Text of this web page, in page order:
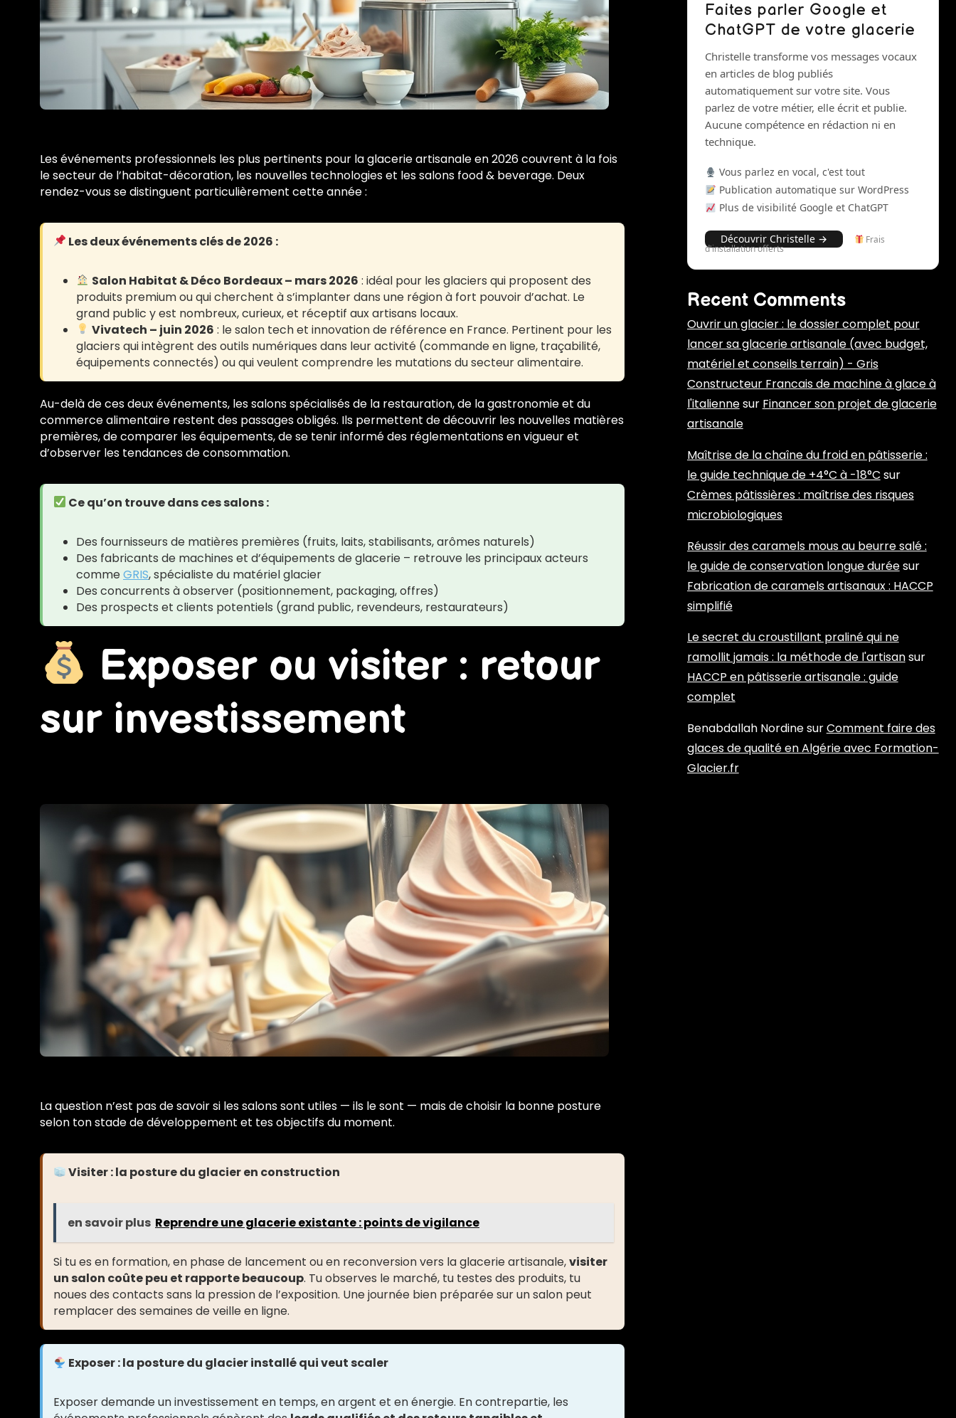
Les événements professionnels les plus pertinents pour la glacerie artisanale en 2026 couvrent à la fois
le secteur de l’habitat-décoration, les nouvelles technologies et les salons food & beverage. Deux
rendez-vous se distinguent particulièrement cette année :
Les deux événements clés de 2026 :
Salon Habitat & Déco Bordeaux – mars 2026 : idéal pour les glaciers qui proposent des
produits premium ou qui cherchent à s’implanter dans une région à fort pouvoir d’achat. Le
grand public y est nombreux, curieux, et réceptif aux artisans locaux.
Vivatech – juin 2026 : le salon tech et innovation de référence en France. Pertinent pour les
glaciers qui intègrent des outils numériques dans leur activité (commande en ligne, traçabilité,
équipements connectés) ou qui veulent comprendre les mutations du secteur alimentaire.
Au-delà de ces deux événements, les salons spécialisés de la restauration, de la gastronomie et du
commerce alimentaire restent des passages obligés. Ils permettent de découvrir les nouvelles matières
premières, de comparer les équipements, de se tenir informé des réglementations en vigueur et
d’observer les tendances de consommation.
Ce qu’on trouve dans ces salons :
Des fournisseurs de matières premières (fruits, laits, stabilisants, arômes naturels)
Des fabricants de machines et d’équipements de glacerie – retrouve les principaux acteurs
commeGRIS, spécialiste du matériel glacier
Des concurrents à observer (positionnement, packaging, offres)
Des prospects et clients potentiels (grand public, revendeurs, restaurateurs)
Exposer ou visiter : retour
sur investissement
La question n’est pas de savoir si les salons sont utiles — ils le sont — mais de choisir la bonne posture
selon ton stade de développement et tes objectifs du moment.
Visiter : la posture du glacier en construction
en savoir plus Reprendre une glacerie existante : points de vigilance
Si tu es en formation, en phase de lancement ou en reconversion vers la glacerie artisanale,visiter
un salon coûte peu et rapporte beaucoup. Tu observes le marché, tu testes des produits, tu
noues des contacts sans la pression de l’exposition. Une journée bien préparée sur un salon peut
remplacer des semaines de veille en ligne.
Exposer : la posture du glacier installé qui veut scaler
Exposer demande un investissement en temps, en argent et en énergie. En contrepartie, les
Faites parler Google et
ChatGPT de votre glacerie
Christelle transforme vos messages vocaux
en articles de blog publiés
automatiquement sur votre site. Vous
parlez de votre métier, elle écrit et publie.
Aucune compétence en rédaction ni en
technique.
Vous parlez en vocal, c'est tout
Publication automatique sur WordPress
Plus de visibilité Google et ChatGPT
Découvrir Christelle → Frais
d'installation offerts
Recent Comments
Ouvrir un glacier : le dossier complet pour
lancer sa glacerie artisanale (avec budget,
matériel et conseils terrain) - Gris
Constructeur Francais de machine à glace à
l'italiennesur Financer son projet de glacerie
artisanale
Maîtrise de la chaîne du froid en pâtisserie :
le guide technique de +4°C à -18°C sur
Crèmes pâtissières : maîtrise des risques
microbiologiques
Réussir des caramels mous au beurre salé :
le guide de conservation longue duréesur
Fabrication de caramels artisanaux : HACCP
simplifié
Le secret du croustillant praliné qui ne
ramollit jamais : la méthode de l'artisansur
HACCP en pâtisserie artisanale : guide
complet
Benabdallah NordinesurComment faire des
glaces de qualité en Algérie avec Formation-
Glacier.fr